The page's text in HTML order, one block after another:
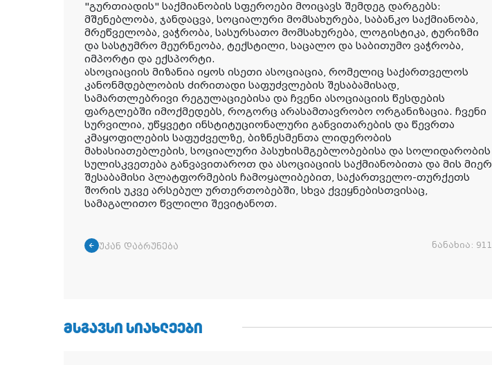
"გურთიადის" საქმიანობის სფეროები მოიცავს შემდეგ დარგებს:
მშენებლობა, ჯანდაცვა, სოციალური მომსახურება, საბანკო საქმიანობა,
მრეწველობა, ვაჭრობა, სასურსათო მომსახურება, ლოგისტიკა, ტურიზმი
და სასტუმრო მეურნეობა, ტექსტილი, საცალო და საბითუმო ვაჭრობა,
იმპორტი და ექსპორტი.
ასოციაციის მიზანია იყოს ისეთი ასოციაცია, რომელიც საქართველოს
კანონმდებლობის ძირითადი საფუძვლების შესაბამისად,
სამართლებრივი რეგულაციებისა და ჩვენი ასოციაციის წესდების
ფარგლებში იმოქმედებს, როგორც არასამთავრობო ორგანიზაცია. ჩვენი
სურვილია, უწყვეტი ინსტიტუციონალური განვითარების და წევრთა
კმაყოფილების საფუძველზე, ბიზნესმენთა ლიდერობის
მახასიათებლების, სოციალური პასუხისმგებლობებისა და სოლიდარობის
სულისკვეთება განვავითაროთ და ასოციაციის საქმიანობითა და მის მიერ
შესაბამისი პლატფორმების ჩამოყალიბებით, საქართველო-თურქეთს
შორის უკვე არსებულ ურთერთობებში, სხვა ქვეყნებისთვისაც,
სამაგალითო წვლილი შევიტანოთ.
უკან დაბრუნება ნანახია: 911
ᲛᲡᲒᲐᲕᲡᲘ ᲡᲘᲐᲮᲚᲔᲔᲑᲘ